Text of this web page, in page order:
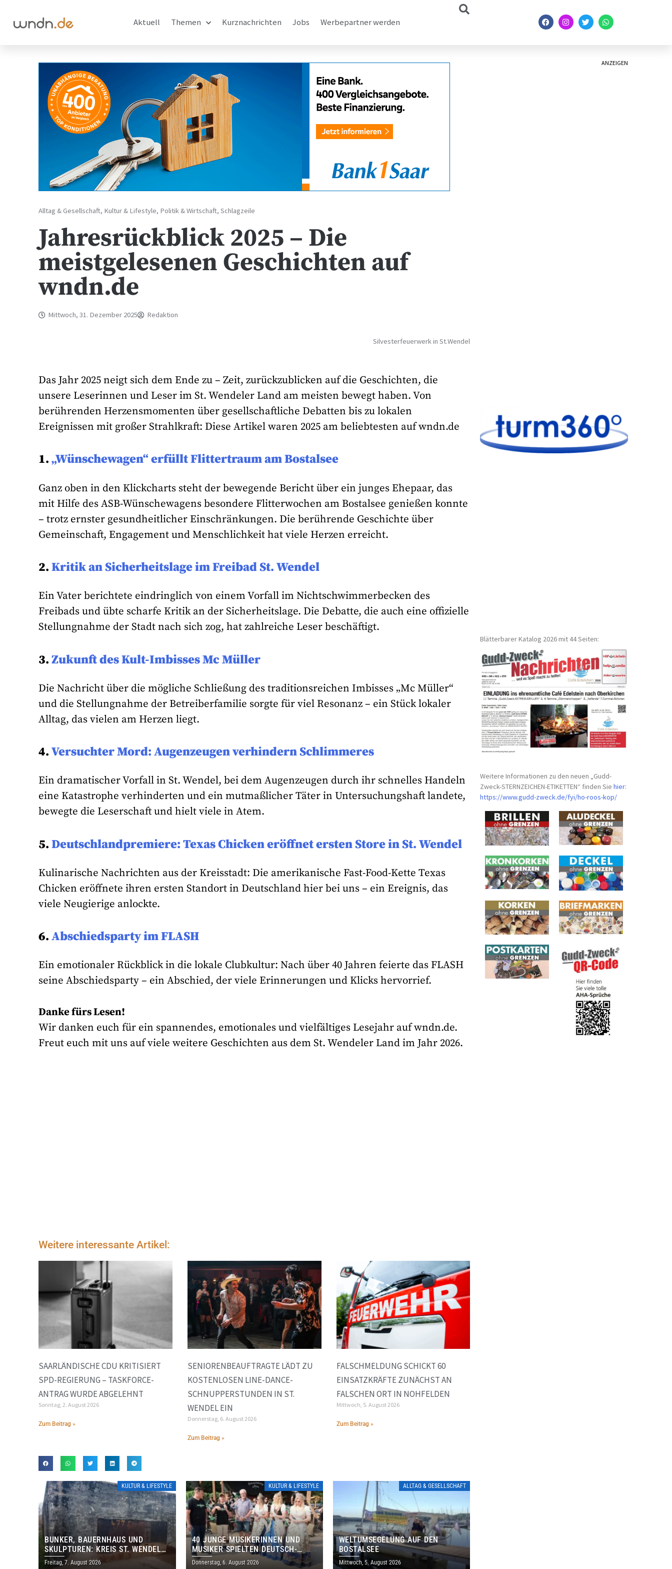
Aktuell Themen Kurznachrichten Jobs Werbepartner werden
Alltag & Gesellschaft, Kultur & Lifestyle, Politik & Wirtschaft,Schlagzeile
Jahresrückblick 2025 – Die
meistgelesenen Geschichten auf
wndn.de
Mittwoch, 31. Dezember 2025 Redaktion
Silvesterfeuerwerk in St.Wendel
Das Jahr 2025 neigt sich dem Ende zu – Zeit, zurückzublicken auf die Geschichten, die
unsere Leserinnen und Leser im St. Wendeler Land am meisten bewegt haben. Von
berührenden Herzensmomenten über gesellschaftliche Debatten bis zu lokalen
Ereignissen mit großer Strahlkraft: Diese Artikel waren 2025 am beliebtesten auf wndn.de
1.„Wünschewagen“ erfüllt Flittertraum am Bostalsee
Ganz oben in den Klickcharts steht der bewegende Bericht über ein junges Ehepaar, das
mit Hilfe des ASB-Wünschewagens besondere Flitterwochen am Bostalsee genießen konnte
– trotz ernster gesundheitlicher Einschränkungen. Die berührende Geschichte über
Gemeinschaft, Engagement und Menschlichkeit hat viele Herzen erreicht.
2.Kritik an Sicherheitslage im Freibad St. Wendel
Ein Vater berichtete eindringlich von einem Vorfall im Nichtschwimmerbecken des
Freibads und übte scharfe Kritik an der Sicherheitslage. Die Debatte, die auch eine offizielle
Stellungnahme der Stadt nach sich zog, hat zahlreiche Leser beschäftigt.
3.Zukunft des Kult-Imbisses Mc Müller
Die Nachricht über die mögliche Schließung des traditionsreichen Imbisses „Mc Müller“
und die Stellungnahme der Betreiberfamilie sorgte für viel Resonanz – ein Stück lokaler
Alltag, das vielen am Herzen liegt.
4.Versuchter Mord: Augenzeugen verhindern Schlimmeres
Ein dramatischer Vorfall in St. Wendel, bei dem Augenzeugen durch ihr schnelles Handeln
eine Katastrophe verhinderten und ein mutmaßlicher Täter in Untersuchungshaft landete,
bewegte die Leserschaft und hielt viele in Atem.
5.Deutschlandpremiere: Texas Chicken eröffnet ersten Store in St. Wendel
Kulinarische Nachrichten aus der Kreisstadt: Die amerikanische Fast-Food-Kette Texas
Chicken eröffnete ihren ersten Standort in Deutschland hier bei uns – ein Ereignis, das
viele Neugierige anlockte.
6.Abschiedsparty im FLASH
Ein emotionaler Rückblick in die lokale Clubkultur: Nach über 40 Jahren feierte das FLASH
seine Abschiedsparty – ein Abschied, der viele Erinnerungen und Klicks hervorrief.
Danke fürs Lesen!
Wir danken euch für ein spannendes, emotionales und vielfältiges Lesejahr auf wndn.de.
Freut euch mit uns auf viele weitere Geschichten aus dem St. Wendeler Land im Jahr 2026.
Weitere interessante Artikel:
SAARLÄNDISCHE CDU KRITISIERT
SPD-REGIERUNG – TASKFORCE-
ANTRAG WURDE ABGELEHNT
Sonntag, 2. August 2026
Zum Beitrag »
SENIORENBEAUFTRAGTE LÄDT ZU
KOSTENLOSEN LINE-DANCE-
SCHNUPPERSTUNDEN IN ST.
WENDEL EIN
Donnerstag, 6. August 2026
Zum Beitrag »
FALSCHMELDUNG SCHICKT 60
EINSATZKRÄFTE ZUNÄCHST AN
FALSCHEN ORT IN NOHFELDEN
Mittwoch, 5. August 2026
Zum Beitrag »
KULTUR & LIFESTYLE
BUNKER, BAUERNHAUS UND
SKULPTUREN: KREIS ST. WENDEL
LÄDT ZUM TAG DES OFFENEN
Freitag, 7. August 2026
KULTUR & LIFESTYLE
40 JUNGE MUSIKERINNEN UND
MUSIKER SPIELTEN DEUTSCH-
BRASILIANISCHES PROGRAMM IN
Donnerstag, 6. August 2026
ALLTAG & GESELLSCHAFT
WELTUMSEGELUNG AUF DEN
BOSTALSEE
Mittwoch, 5. August 2026
ANZEIGEN
Blätterbarer Katalog 2026 mit 44 Seiten:
Weitere Informationen zu den neuen „Gudd-
Zweck-STERNZEICHEN-ETIKETTEN“ finden Siehier:
https://www.gudd-zweck.de/fyi/ho-roos-kop/